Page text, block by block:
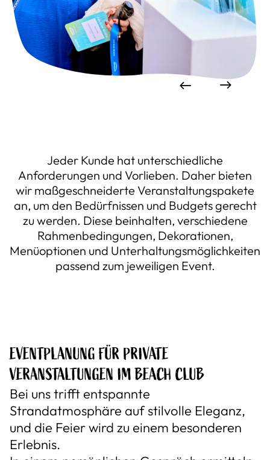
Jeder Kunde hat unterschiedliche
Anforderungen und Vorlieben. Daher bieten
wir maßgeschneiderte Veranstaltungspakete
an, um den Bedürfnissen und Budgets gerecht
zu werden. Diese beinhalten, verschiedene
Rahmenbedingungen, Dekorationen,
Menüoptionen und Unterhaltungsmöglichkeiten
passend zum jeweiligen Event.
EVENTPLANUNG FÜR PRIVATE
VERANSTALTUNGEN IM BEACH CLUB
Bei uns trifft entspannte
Strandatmosphäre auf stilvolle Eleganz,
und die Feier wird zu einem besonderen
Erlebnis.